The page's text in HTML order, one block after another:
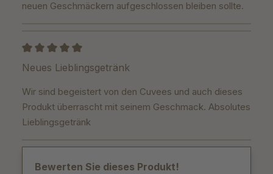
neuen Geschmäckern aufgeschlossen bleiben sollte.
Bewertung mit 5 von 5 Sternen
Neues Lieblingsgetränk
Wir sind begeistert von den Cuvees und auch dieses
Produkt überrascht mit seinem Geschmack. Absolutes
Lieblingsgetränk
Bewerten Sie dieses Produkt!